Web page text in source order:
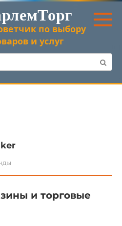
по выбору
и услуг
и торговые